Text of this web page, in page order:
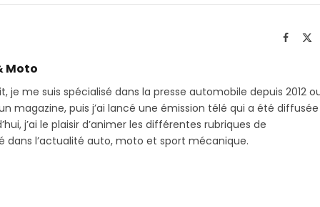
Moto
je me suis spécialisé dans la presse automobile depuis 2012
magazine, puis j’ai lancé une émission télé qui a été diffusée
j’ai le plaisir d’animer les différentes rubriques de
dans l’actualité auto, moto et sport mécanique.